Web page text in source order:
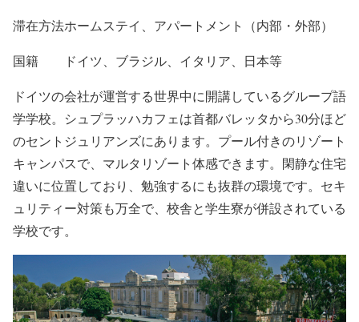
滞在方法ホームステイ、アパートメント（内部・外部）
国籍 ドイツ、ブラジル、イタリア、日本等
ドイツの会社が運営する世界中に開講しているグループ語
学学校。シュプラッハカフェは首都バレッタから30分ほど
のセントジュリアンズにあります。プール付きのリゾート
キャンパスで、マルタリゾート体感できます。閑静な住宅
違いに位置しており、勉強するにも抜群の環境です。セキ
ュリティー対策も万全で、校舎と学生寮が併設されている
学校です。